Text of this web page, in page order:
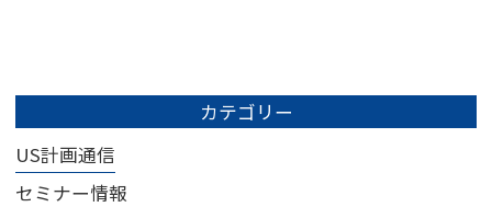
カテゴリー
US計画通信
セミナー情報